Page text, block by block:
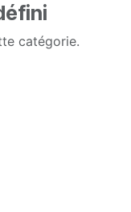
catégorie.